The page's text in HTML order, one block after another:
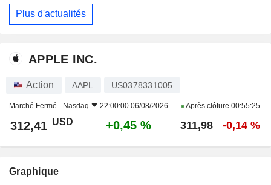
Plus d'actualités
APPLE INC.
Action AAPL US0378331005
Marché Fermé - Nasdaq 22:00:00 06/08/2026 Après clôture 00:55:25
312,41 USD +0,45 % 311,98 -0,14 %
Graphique